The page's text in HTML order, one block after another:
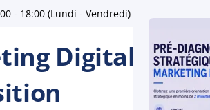
- 18:00 (Lundi - Vendredi)
Digital